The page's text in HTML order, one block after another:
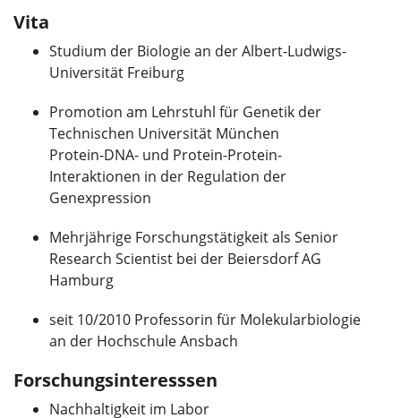
Vita
Studium der Biologie an der Albert-Ludwigs-
Universität Freiburg
Promotion am Lehrstuhl für Genetik der
Technischen Universität München
Protein-DNA- und Protein-Protein-
Interaktionen in der Regulation der
Genexpression
Mehrjährige Forschungstätigkeit als Senior
Research Scientist bei der Beiersdorf AG
Hamburg
seit 10/2010 Professorin für Molekularbiologie
an der Hochschule Ansbach
Forschungsinteresssen
Nachhaltigkeit im Labor